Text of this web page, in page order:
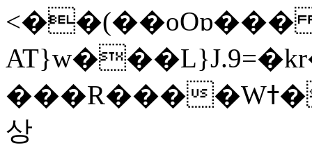
���R����Wߙ���o�O���ӯ��������?
상